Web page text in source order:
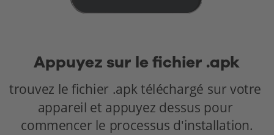
Appuyez sur le fichier .apk
trouvez le fichier .apk téléchargé sur votre
appareil et appuyez dessus pour
commencer le processus d'installation.